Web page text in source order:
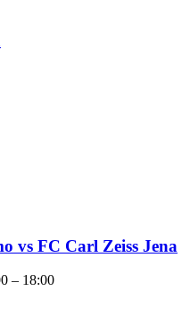
vs FC Carl Zeiss Jena
– 18:00